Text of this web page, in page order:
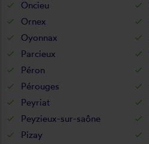
Oncieu
Ornex
Oyonnax
Parcieux
Péron
Pérouges
Peyriat
Peyzieux-sur-saône
Pizay